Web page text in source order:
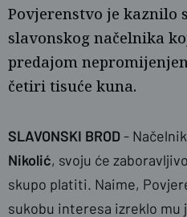
Povjerenstvo je kaznilo
slavonskog načelnika
predajom
četiri tisuće kuna.
SLAVONSKI BROD-
Nikolić, svoju će
skupo platiti. Naime,
sukobu interesa izreklo mu